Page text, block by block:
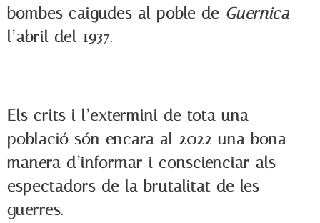
bombes caigudes al poble de Guernica
l’abril del 1937.
Els crits i l’extermini de tota una
població són encara al 2022 una bona
manera d’informar i conscienciar als
espectadors de la brutalitat de les
guerres.